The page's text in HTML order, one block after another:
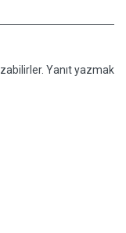
Yanıt yazmak